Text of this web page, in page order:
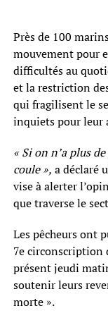
Près de 100
mouvement pour
difficultés au
et la restriction
qui fragilisent le
inquiets pour leur
« Si on n’a plus
coule », a déclaré
vise à alerter
que traverse le
Les pêcheurs ont
7e circonscription
présent jeudi
soutenir leurs
morte ».